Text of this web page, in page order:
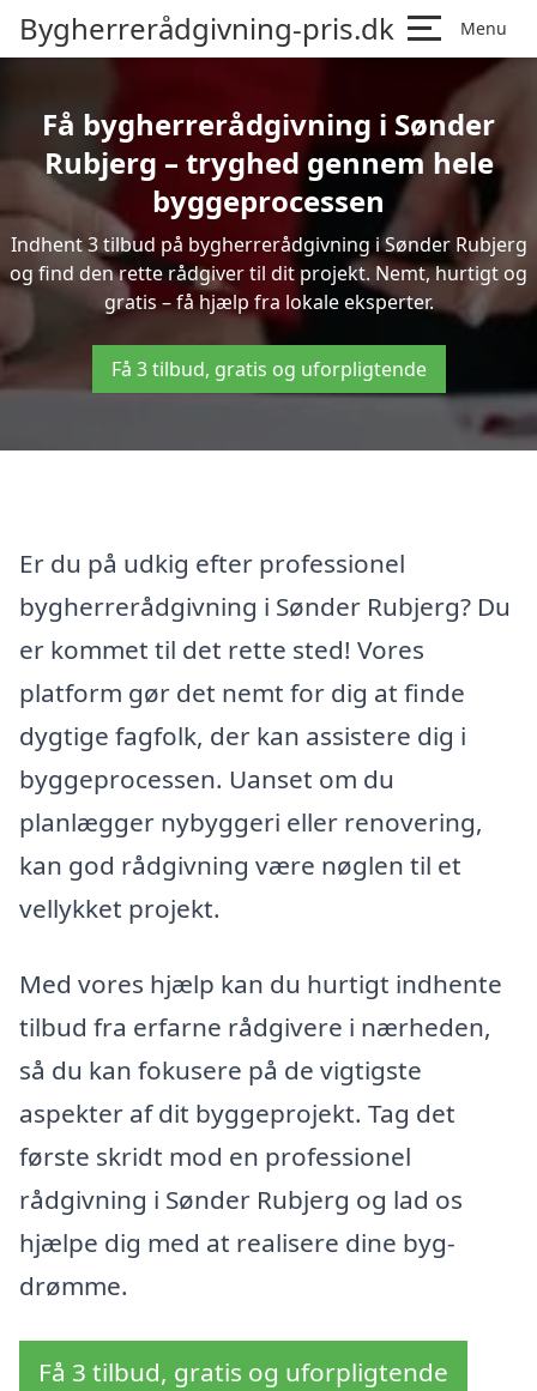
Bygherrerådgivning-pris.dk Menu
Få bygherrerådgivning i Sønder
Rubjerg – tryghed gennem hele
byggeprocessen
Indhent 3 tilbud på bygherrerådgivning i Sønder Rubjerg
og find den rette rådgiver til dit projekt. Nemt, hurtigt og
gratis – få hjælp fra lokale eksperter.
Få 3 tilbud, gratis og uforpligtende
Er du på udkig efter professionel
bygherrerådgivning i Sønder Rubjerg? Du
er kommet til det rette sted! Vores
platform gør det nemt for dig at finde
dygtige fagfolk, der kan assistere dig i
byggeprocessen. Uanset om du
planlægger nybyggeri eller renovering,
kan god rådgivning være nøglen til et
vellykket projekt.
Med vores hjælp kan du hurtigt indhente
tilbud fra erfarne rådgivere i nærheden,
så du kan fokusere på de vigtigste
aspekter af dit byggeprojekt. Tag det
første skridt mod en professionel
rådgivning i Sønder Rubjerg og lad os
hjælpe dig med at realisere dine byg-
drømme.
Få 3 tilbud, gratis og uforpligtende